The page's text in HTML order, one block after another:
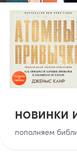
новинки
пополняем